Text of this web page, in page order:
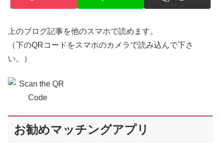
上のブログ記事を他のスマホで読めます。
（下のQRコードをスマホのカメラで読み込んで下さ
い。）
お勧めマッチングアプリ